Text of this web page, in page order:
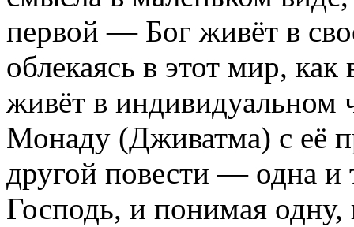
первой — Бог живёт в
облекаясь в этот мир,
живёт в индивидуальном
Монаду (Дживатма) с её
другой повести — одна
Господь, и понимая